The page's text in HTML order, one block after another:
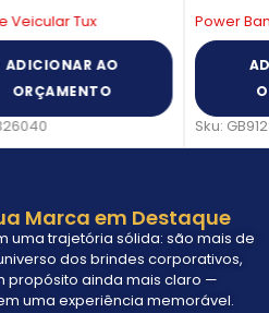
Power Bank Multissaídas
ADICIONAR AO
ORÇAMENTO
Sku:
Marca em Destaque
uma trajetória sólida: são mais de
dos brindes corporativos,
propósito ainda mais claro —
uma experiência memorável.